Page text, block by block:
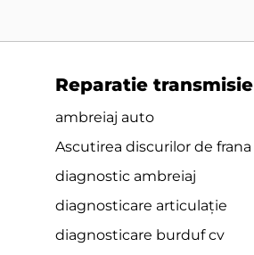
Reparatie transmisie
ambreiaj auto
Ascutirea discurilor de frana
diagnostic ambreiaj
diagnosticare articulație
diagnosticare burduf cv